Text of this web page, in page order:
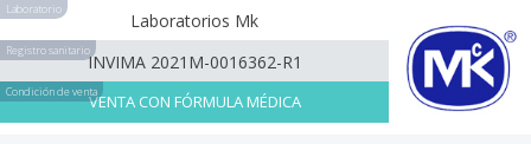
Laboratorio
Laboratorios Mk
Registro sanitario
INVIMA 2021M-0016362-R1
Condición de ventaVENTA CON FÓRMULA MÉDICA